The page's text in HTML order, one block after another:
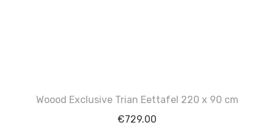
Woood Exclusive Trian Eettafel 220 x 90 cm
€729.00